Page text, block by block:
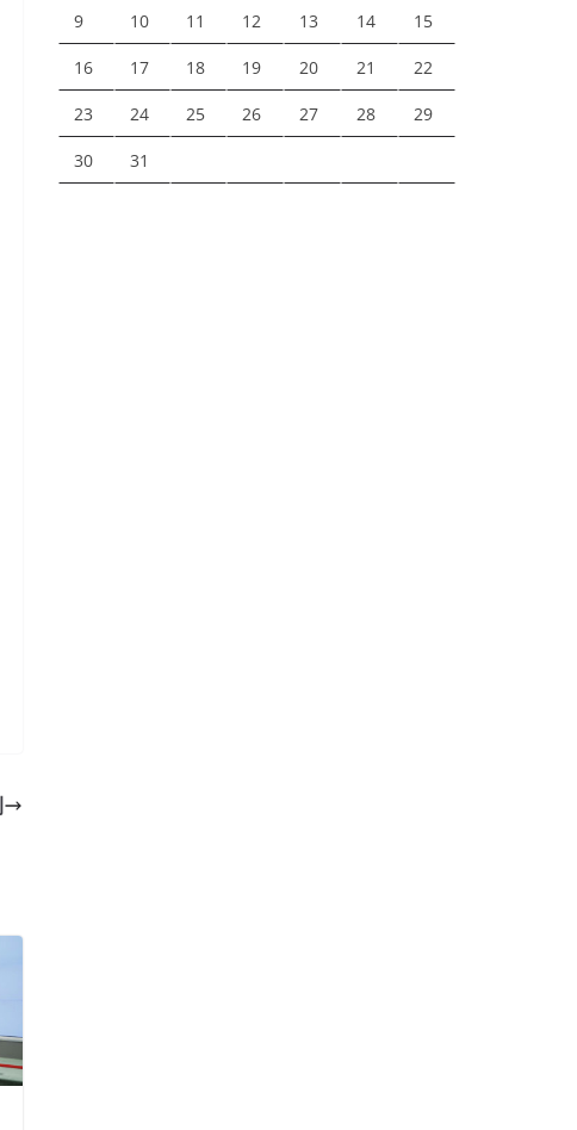
9 10 11 12 13 14 15
16 17 18 19 20 21 22
23 24 25 26 27 28 29
30 31